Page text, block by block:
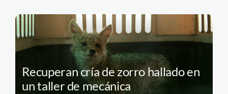
Recuperan cría de zorro hallado en
un taller de mecánica